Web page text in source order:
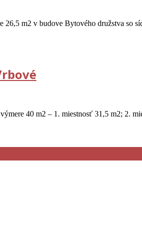
26,5 m2 v budove Bytového družstva
40 m2 – 1. miestnosť 31,5 m2; 2.